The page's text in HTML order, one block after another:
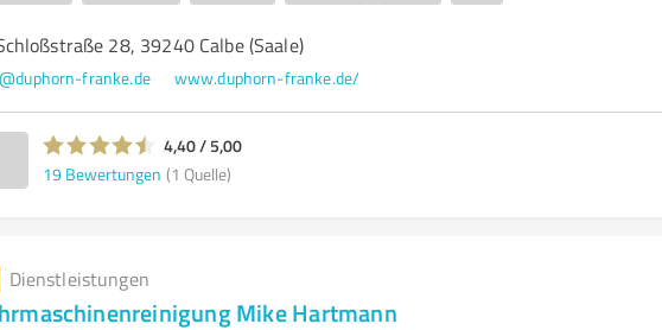
28, 39240 Calbe (Saale)
franke.de www.duphorn-franke.de/
4,40 / 5,00
19 Bewertungen (1 Quelle)
Dienstleistungen
Mike Hartmann